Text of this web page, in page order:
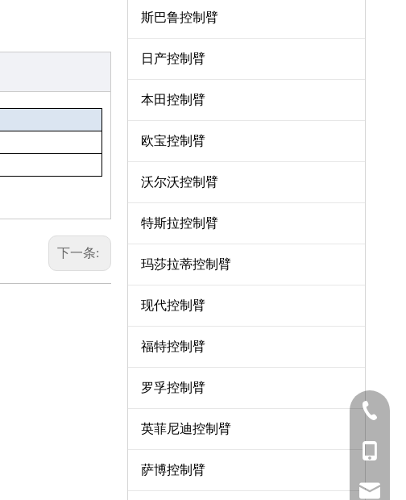
下一条:
斯巴鲁控制臂
日产控制臂
本田控制臂
欧宝控制臂
沃尔沃控制臂
特斯拉控制臂
玛莎拉蒂控制臂
现代控制臂
福特控制臂
罗孚控制臂
英菲尼迪控制臂
萨博控制臂
0571-